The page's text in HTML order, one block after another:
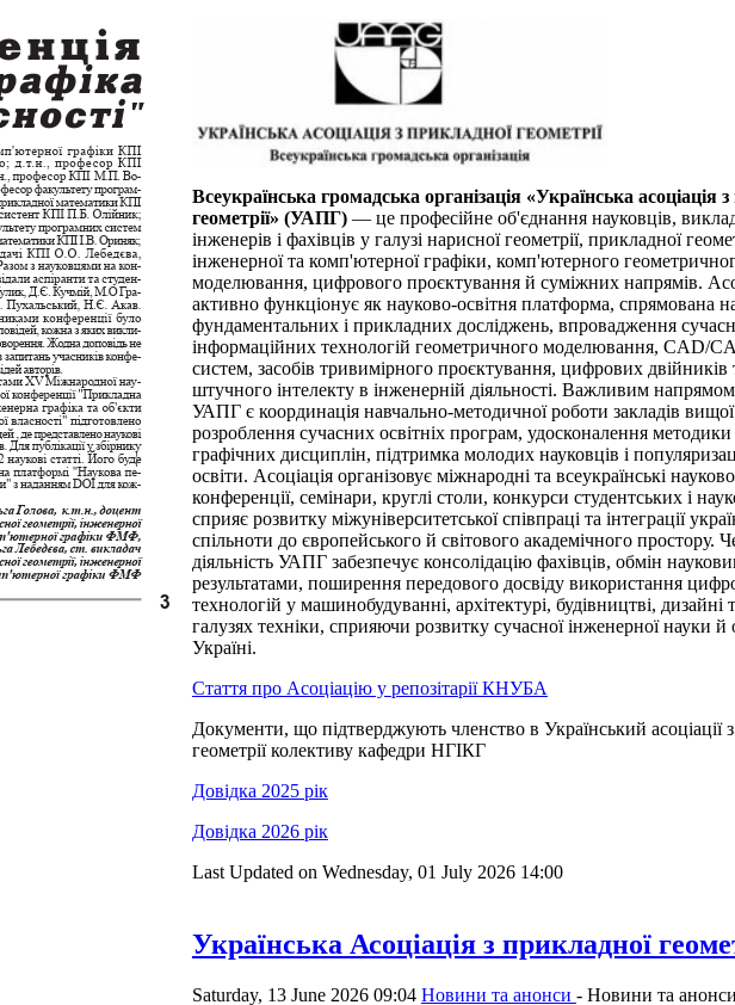
Всеукраїнська громадська організація «Українська асоціація
геометрії» (УАПГ)— це професійне об'єднання науковців,
інженерів і фахівців у галузі нарисної геометрії, прикладної
інженерної та комп'ютерної графіки, комп'ютерного
моделювання, цифрового проєктування й суміжних напрямів.
активно функціонує як науково-освітня платформа, спрямована
фундаментальних і прикладних досліджень, впровадження
інформаційних технологій геометричного моделювання, CAD/
систем, засобів тривимірного проєктування, цифрових двійників
штучного інтелекту в інженерній діяльності. Важливим напрямом
УАПГ є координація навчально-методичної роботи закладів вищої
розроблення сучасних освітніх програм, удосконалення
графічних дисциплін, підтримка молодих науковців і
освіти. Асоціація організовує міжнародні та всеукраїнські
конференції, семінари, круглі столи, конкурси студентських і
сприяє розвитку міжуніверситетської співпраці та інтеграції
спільноти до європейського й світового академічного простору.
діяльність УАПГ забезпечує консолідацію фахівців, обмін
результатами, поширення передового досвіду використання
технологій у машинобудуванні, архітектурі, будівництві, дизайні
галузях техніки, сприяючи розвитку сучасної інженерної науки й
Україні.
Стаття про Асоціацію у репозітарії КНУБА
Документи, що підтверджують членство в Український асоціації
геометрії колективу кафедри НГІКГ
Довідка 2025 рік
Довідка 2026 рік
Last Updated on Wednesday, 01 July 2026 14:00
Українська Асоціація з прикладної
Saturday, 13 June 2026 09:04 Новини та анонси - Новини та